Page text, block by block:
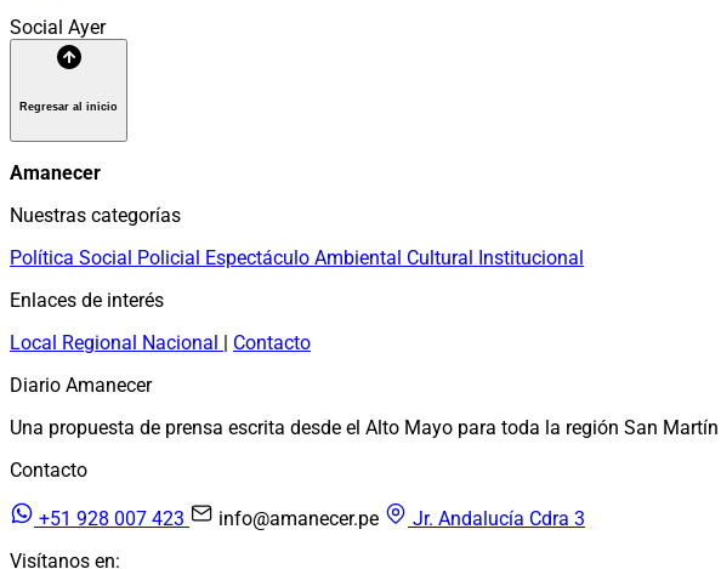
Social Ayer
Regresar al inicio
Amanecer
Nuestras categorías
Política Social Policial Espectáculo Ambiental Cultural Institucional
Enlaces de interés
Local Regional Nacional | Contacto
Diario Amanecer
Una propuesta de prensa escrita desde el Alto Mayo para toda la región San Martín
Contacto
+51 928 007 423 info@amanecer.pe
Jr. Andalucía Cdra 3
Visítanos en: